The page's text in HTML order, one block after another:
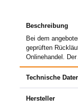
Beschreibung
Bei dem
geprüften
Onlinehandel.
Technische
Hersteller